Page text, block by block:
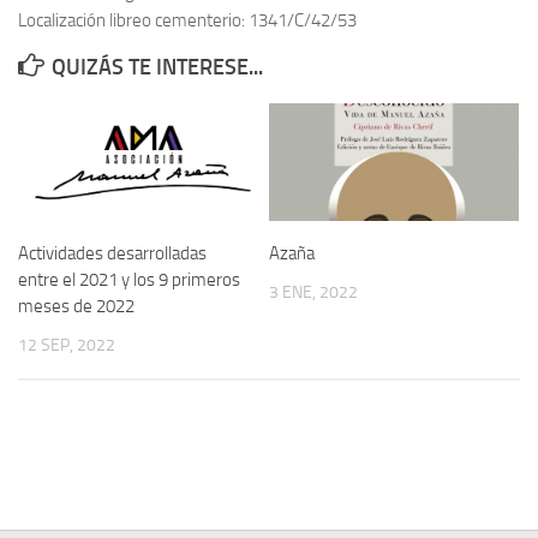
Memoria Histórica
Investigación previa de la represión en Talavera de la Reina (1937-
1947).
Informe Represión en Toledo 1936-1947 | Buscador
Informe de la fosa de abril de 1939 de Tembleque
Militantes históricos IR
Personajes republicanos
Localización libreo cementerio: 1341/C/42/53
QUIZÁS TE INTERESE...
Actividades desarrolladas
entre el 2021 y los 9 primeros
meses de 2022
12 SEP, 2022
Azaña
3 ENE, 2022